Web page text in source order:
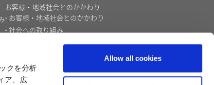
クを分析
ア、広
Allow all cookies
お客様・地域社会とのかかわり
お客様・地域社会とのかかわり
社会への取り組み
カプコンの教育支援活動